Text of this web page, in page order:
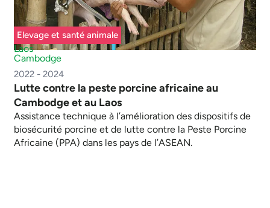
Elevage et santé animale
Laos
Cambodge
2022 - 2024
Lutte contre la peste porcine africaine au
Cambodge et au Laos
Assistance technique à l’amélioration des dispositifs de
biosécurité porcine et de lutte contre la Peste Porcine
Africaine (PPA) dans les pays de l’ASEAN.